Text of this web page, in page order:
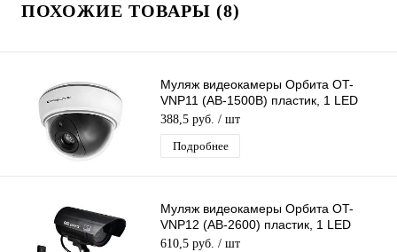
ПОХОЖИЕ ТОВАРЫ (8)
Муляж видеокамеры Орбита OT-
VNP11 (AB-1500B) пластик, 1 LED
красный
388,5 руб. / шт
Подробнее
Муляж видеокамеры Орбита OT-
VNP12 (AB-2600) пластик, 1 LED
красный, мигающий
610,5 руб. / шт